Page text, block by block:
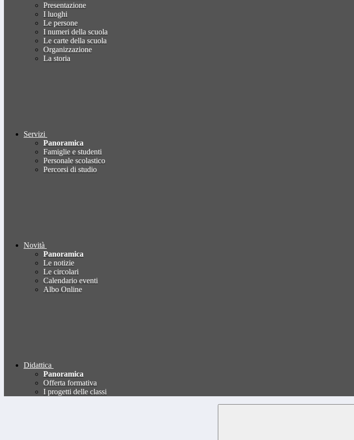
Presentazione
I luoghi
Le persone
I numeri della scuola
Le carte della scuola
Organizzazione
La storia
Servizi
Panoramica
Famiglie e studenti
Personale scolastico
Percorsi di studio
Novità
Panoramica
Le notizie
Le circolari
Calendario eventi
Albo Online
Didattica
Panoramica
Offerta formativa
I progetti delle classi